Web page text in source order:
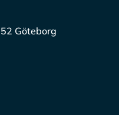
Göteborg